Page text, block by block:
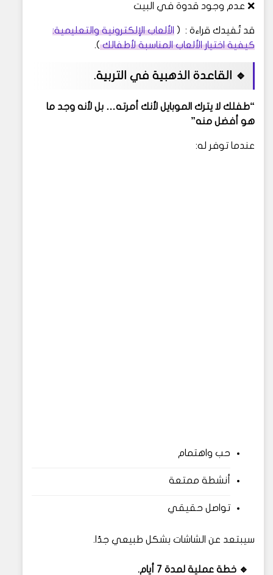
❌ عدم وجود قدوة في البيت
قد تُفيدك قراءة : ( الألعاب الإلكترونية والتعليمية:
كيفية اختيار الألعاب المناسبة لأطفالك).
🔹 القاعدة الذهبية في التربية.
“طفلك لا يترك الموبايل لأنك أمرته… بل لأنه وجد ما
هو أفضل منه”
عندما توفر له:
حب واهتمام
أنشطة ممتعة
تواصل حقيقي
سيبتعد عن الشاشات بشكل طبيعي جدًا.
🔹 خطة عملية لمدة 7 أيام.